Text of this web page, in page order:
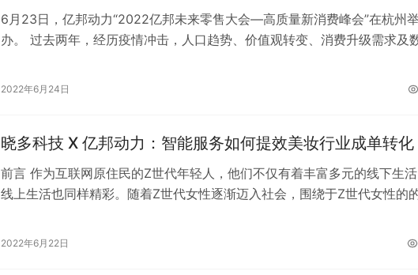
6月23日，亿邦动力“2022亿邦未来零售大会—高质量新消费峰会”在杭州
办。 过去两年，经历疫情冲击，人口趋势、价值观转变、消费升级需求及
2022年6月24日
晓多科技 X 亿邦动力：智能服务如何提效美妆行业成单转化
前言 作为互联网原住民的Z世代年轻人，他们不仅有着丰富多元的线下生活
线上生活也同样精彩。随着Z世代女性逐渐迈入社会，围绕于Z世代女性的
2022年6月22日